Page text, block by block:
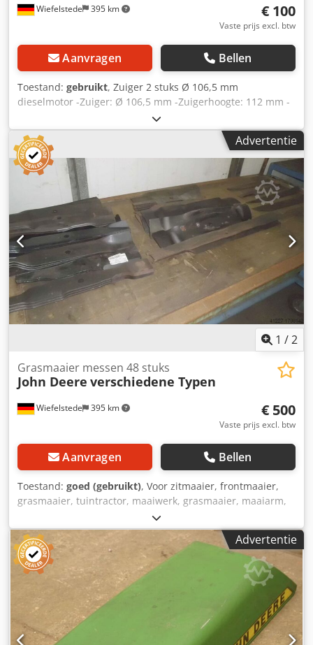
Wiefelstede 395 km € 100
Vaste prijs excl. btw
Aanvragen Bellen
Toestand: gebruikt, Zuiger 2 stuks Ø 106,5 mm
dieselmotor -Zuiger: Ø 106,5 mm -Zuigerhoogte: 112 mm -
Zuigerpin: Ø 41.278 mm Cjdpfxjb A S Dxo Ab Serf -
Volledige prijs: 2 stuks -gewicht: 1,4 kg/stuk
Advertentie
1 /2
Wiefelstede 395 km
Grasmaaier messen 48 stuks
John Deere verschiedene Typen
€ 500
Vaste prijs excl. btw
Aanvragen Bellen
Toestand: goed (gebruikt), Voor zitmaaier, frontmaaier,
grasmaaier, tuintractor, maaiwerk, grasmaaier, maaiarm,
schijvenmaaier -Grasmaaiermessen: 48 stuks Crjdpfx Aeb
A R Uhjb Sef -Types: verschillend -Pakket: compleet -Prijs:
compleet -Gewicht: 120 kg
Advertentie